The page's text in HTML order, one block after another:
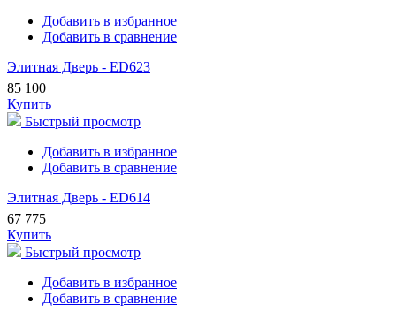
Добавить в избранное
Добавить в сравнение
Элитная Дверь - ED623
85 100
Купить
Быстрый просмотр
Добавить в избранное
Добавить в сравнение
Элитная Дверь - ED614
67 775
Купить
Быстрый просмотр
Добавить в избранное
Добавить в сравнение